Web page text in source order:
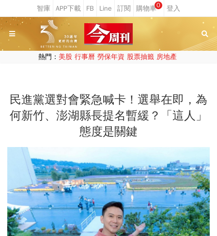
0
熱門： 美股 行事曆 勞保年資 股票抽籤 房地產
民進黨選對會緊急喊卡！選舉在即，為
何新竹、澎湖縣長提名暫緩？「這人」
態度是關鍵